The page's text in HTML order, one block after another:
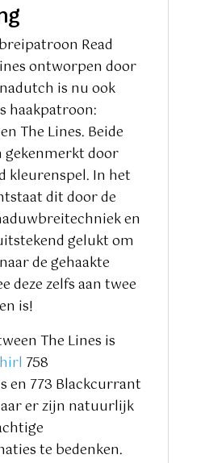
Read
ontworpen door
is nu ook
haakpatroon:
The Lines. Beide
gekenmerkt door
kleurenspel. In het
dit door de
en
gelukt om
de gehaakte
deze zelfs aan twee
is!
The Lines is
758
en 773 Blackcurrant
er zijn natuurlijk
te bedenken.